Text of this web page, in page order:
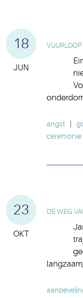
18
JUN
VUURLOOP
angst
ceremonie
23
OKT
DE WEG